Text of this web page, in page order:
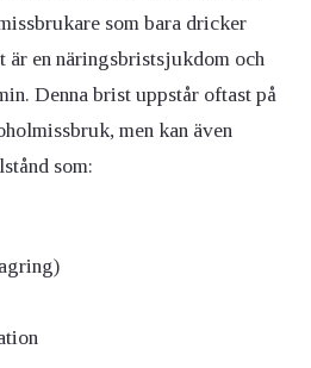
som bara dricker
är en näringsbristsjukdom och
Denna brist uppstår oftast på
men kan även
som: